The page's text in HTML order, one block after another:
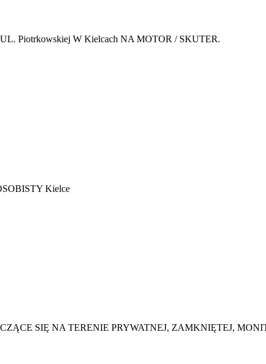
Piotrkowskiej W Kielcach NA MOTOR / SKUTER.
Kielce
SIĘ NA TERENIE PRYWATNEJ, ZAMKNIĘTEJ,